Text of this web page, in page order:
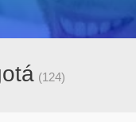
(124)